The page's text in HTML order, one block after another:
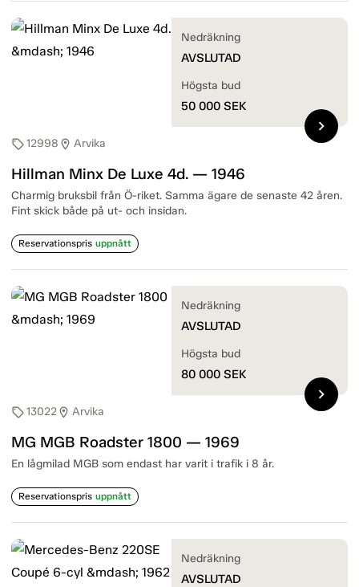
sell12998 location_on Arvika
Hillman Minx De Luxe 4d. — 1946
Charmig bruksbil från Ö-riket. Samma ägare de senaste 42 åren.
Fint skick både på ut- och insidan.
Reservationspris uppnått
Nedräkning
AVSLUTAD
Högsta bud
50 000 SEK
chevron_right
sell13022location_on Arvika
MG MGB Roadster 1800 — 1969
En lågmilad MGB som endast har varit i trafik i 8 år.
Reservationspris uppnått
Nedräkning
AVSLUTAD
Högsta bud
80 000 SEK
chevron_right
Nedräkning
AVSLUTAD